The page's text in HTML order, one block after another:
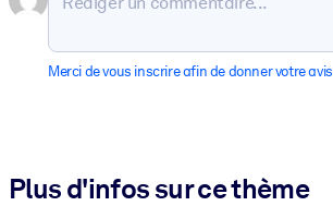
Merci de vous inscrire afin de donner votre
Plus d'infos sur ce thème